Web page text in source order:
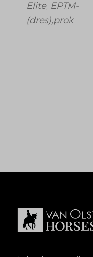
Elite, EPTM-
(dres),prok